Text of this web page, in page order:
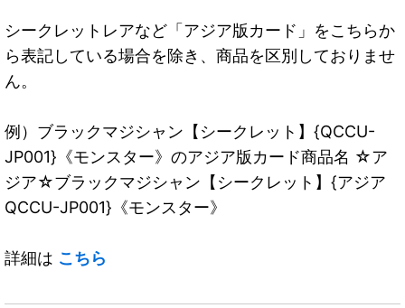
シークレットレアなど「アジア版カード」をこちらか
ら表記している場合を除き、商品を区別しておりませ
ん。
例）ブラックマジシャン【シークレット】{QCCU-
JP001}《モンスター》のアジア版カード商品名 ☆ア
ジア☆ブラックマジシャン【シークレット】{アジア
QCCU-JP001}《モンスター》
詳細は こちら